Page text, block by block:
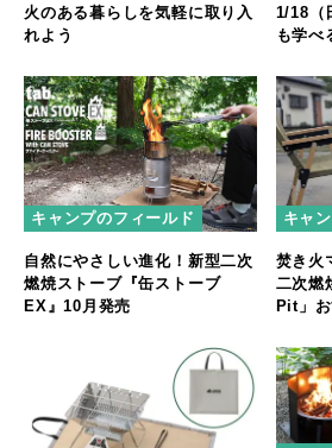
火のある暮らしを気軽に取り入
れよう
1/18（
も学べ
キャンプのフィールド
自然にやさしい進化！新型二次
燃焼ストーブ『缶ストーブ
EX』10月発売
キャ
焚き火
二次燃
Pit」